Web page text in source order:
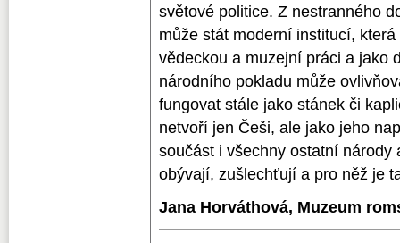
světové politice. Z nestranného
může stát moderní institucí,
vědeckou a muzejní práci a jako
národního pokladu může
fungovat stále jako stánek či
netvoří jen Češi, ale jako jeho
součást i všechny ostatní národy
obývají, zušlechťují a pro něž je
Jana Horváthová, Muzeum